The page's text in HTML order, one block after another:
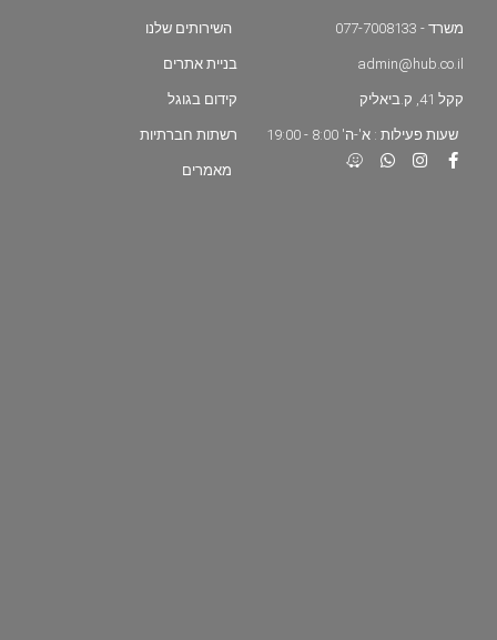
משרד - 077-7008133
admin@hub.co.il
קקל 41, ק.ביאליק
שעות פעילות : א'-ה' 8:00 - 19:00
השירותים שלנו
בניית אתרים
קידום בגוגל
רשתות חברתיות
מאמרים